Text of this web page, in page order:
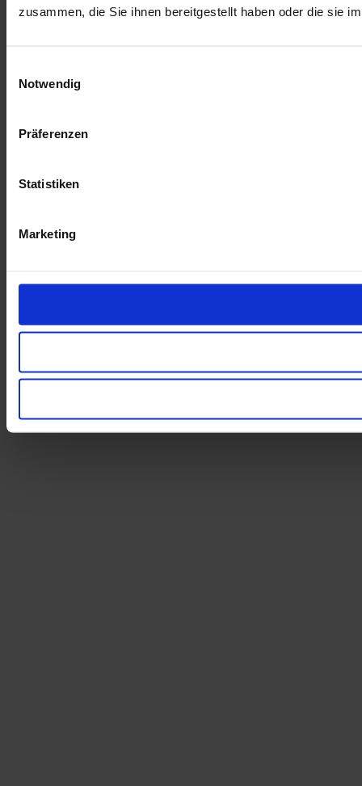
zusammen, die Sie ihnen bereitgestellt haben oder die sie
Notwendig
Präferenzen
Statistiken
Marketing